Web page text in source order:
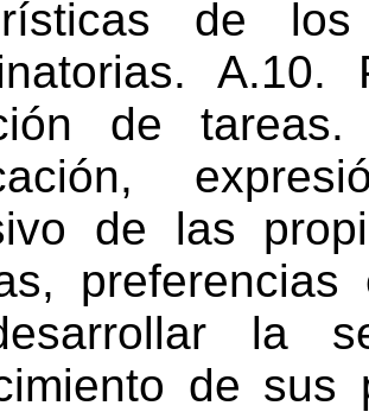
de
de
de las
la
de sus